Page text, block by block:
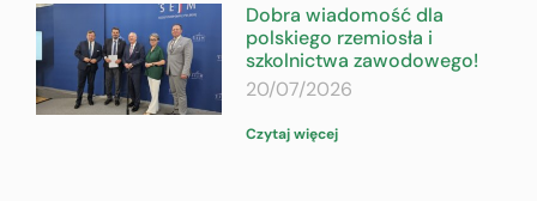
Dobra wiadomość dla
polskiego rzemiosła i
szkolnictwa zawodowego!
20/07/2026
Czytaj więcej